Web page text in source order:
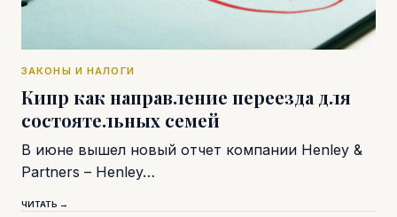
ЗАКОНЫ И НАЛОГИ
Кипр как направление переезда для
состоятельных семей
В июне вышел новый отчет компании Henley &
Partners – Henley…
ЧИТАТЬ →